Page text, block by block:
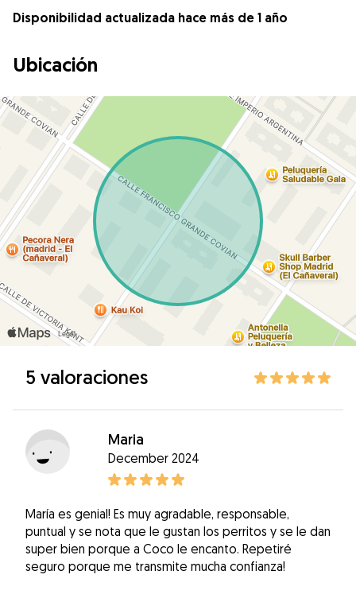
Disponibilidad actualizada hace más de 1 año
Ubicación
5 valoraciones
Maria
December 2024
María es genial! Es muy agradable, responsable,
puntual y se nota que le gustan los perritos y se le dan
super bien porque a Coco le encanto. Repetiré
seguro porque me transmite mucha confianza!